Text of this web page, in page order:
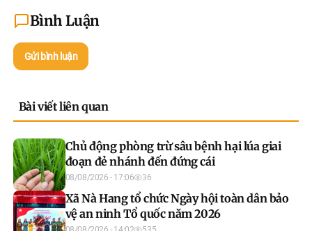
Bình Luận
Gửi bình luận
Bài viết liên quan
Chủ động phòng trừ sâu bệnh hại lúa giai
đoạn đẻ nhánh đến đứng cái
08/08/2026 - 17:06 36
Xã Nà Hang tổ chức Ngày hội toàn dân bảo
vệ an ninh Tổ quốc năm 2026